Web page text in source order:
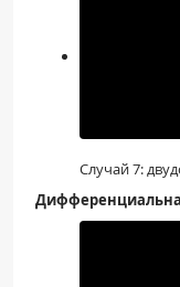
Случай 7: